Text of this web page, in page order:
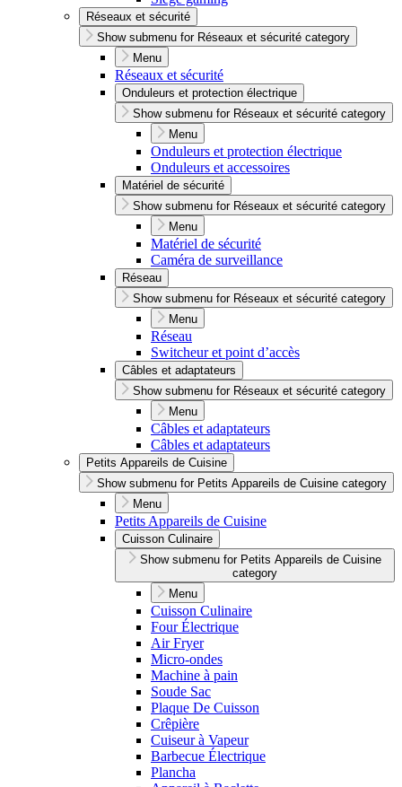
Réseaux et sécurité
Show submenu for Réseaux et sécurité category
Menu
Réseaux et sécurité
Onduleurs et protection électrique
Show submenu for Réseaux et sécurité category
Menu
Onduleurs et protection électrique
Onduleurs et accessoires
Matériel de sécurité
Show submenu for Réseaux et sécurité category
Menu
Matériel de sécurité
Caméra de surveillance
Réseau
Show submenu for Réseaux et sécurité category
Menu
Réseau
Switcheur et point d’accès
Câbles et adaptateurs
Show submenu for Réseaux et sécurité category
Menu
Câbles et adaptateurs
Câbles et adaptateurs
Petits Appareils de Cuisine
Show submenu for Petits Appareils de Cuisine category
Menu
Petits Appareils de Cuisine
Cuisson Culinaire
Show submenu for Petits Appareils de Cuisine
category
Menu
Cuisson Culinaire
Four Électrique
Air Fryer
Micro-ondes
Machine à pain
Soude Sac
Plaque De Cuisson
Crêpière
Cuiseur à Vapeur
Barbecue Électrique
Plancha